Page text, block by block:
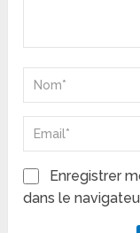
Enregistrer
dans le